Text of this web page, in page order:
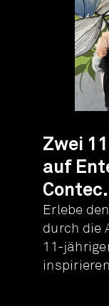
Zwei
auf
Contec.
Erlebe
durch die
11-